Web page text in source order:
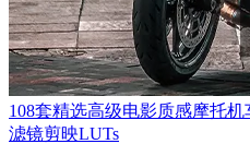
108套精选高级电影质感摩托
滤镜剪映LUTs